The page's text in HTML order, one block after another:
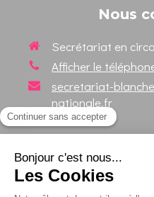
Nous
Secrétariat en
Afficher le
secretariat-
nationale.fr
Suivez votre